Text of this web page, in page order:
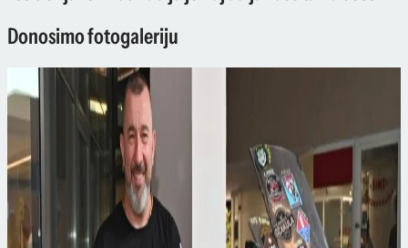
Donosimo fotogaleriju